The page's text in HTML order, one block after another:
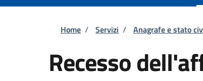
Briciole di pane
Home / Servizi / Anagrafe e stato
Recesso